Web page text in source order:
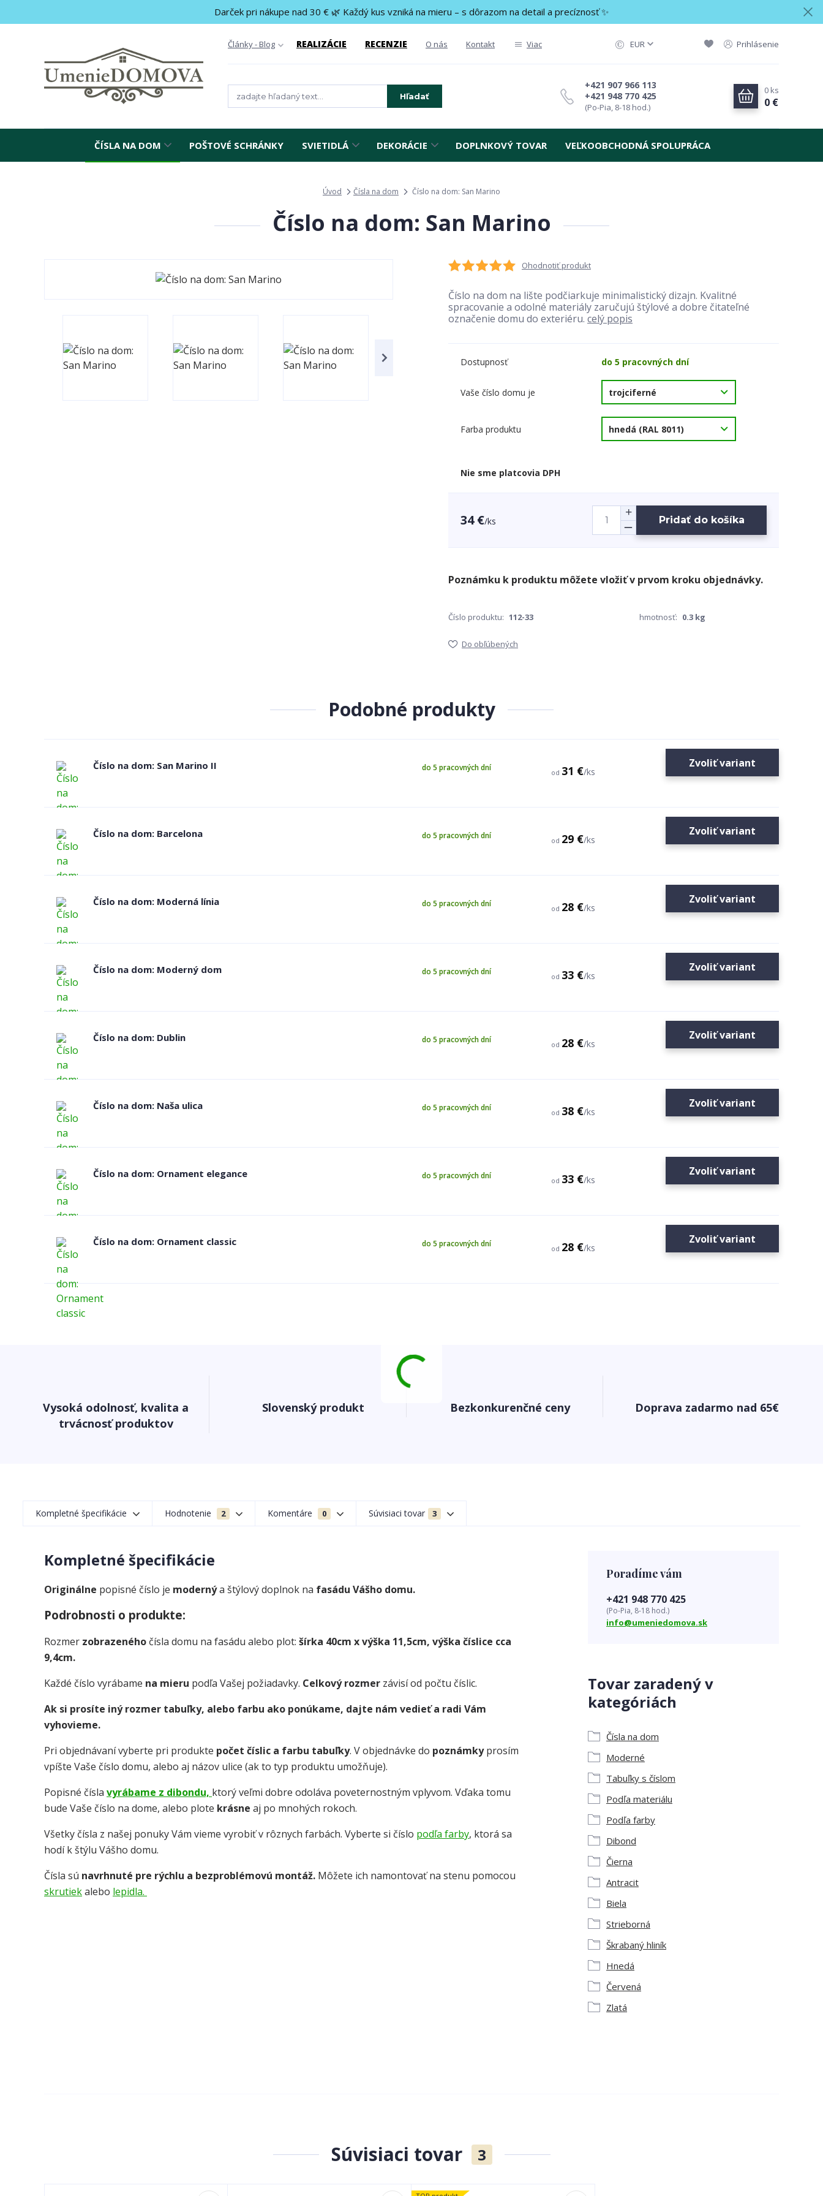
Darček pri nákupe nad 30 € 🌿 Každý kus vzniká na mieru – s dôrazom na detail a precíznosť ✨
Články - Blog REALIZÁCIE RECENZIE O nás Kontakt Viac EUR Prihlásenie
Hľadať +421 948 770 425
+421 907 966 113
(Po-Pia, 8-18 hod.)
0 ks
0 €
ČÍSLA NA DOM POŠTOVÉ SCHRÁNKY SVIETIDLÁ DEKORÁCIE DOPLNKOVÝ TOVAR VEĽKOOBCHODNÁ SPOLUPRÁCA
Úvod Čísla na dom Číslo na dom: San Marino
Číslo na dom: San Marino
Ohodnotiť produkt
Číslo na dom na lište podčiarkuje minimalistický dizajn. Kvalitné
spracovanie a odolné materiály zaručujú štýlové a dobre čitateľné
označenie domu do exteriéru. celý popis
Dostupnosť do 5 pracovných dní
Vaše číslo domu je
Farba produktu
Nie sme platcovia DPH
34 €/ks Pridať do košíka
Číslo produktu: 112-33 hmotnosť: 0.3 kg
Do obľúbených
Podobné produkty
Číslo na dom: San Marino II
od 31 €/ks
do 5 pracovných dní Zvoliť variant
Číslo na dom: Barcelona
od 29 €/ks
do 5 pracovných dní Zvoliť variant
Číslo na dom: Moderná línia
od 28 €/ks
do 5 pracovných dní Zvoliť variant
Číslo na dom: Moderný dom
od 33 €/ks
do 5 pracovných dní Zvoliť variant
Číslo na dom: Dublin
od 28 €/ks
do 5 pracovných dní Zvoliť variant
Číslo na dom: Naša ulica
od 38 €/ks
do 5 pracovných dní Zvoliť variant
Číslo na dom: Ornament elegance
od 33 €/ks
do 5 pracovných dní Zvoliť variant
Číslo na dom: Ornament classic
od 28 €/ks
do 5 pracovných dní Zvoliť variant
Vysoká odolnosť, kvalita a
trvácnosť produktov
Slovenský produkt Bezkonkurenčné ceny Doprava zadarmo nad 65€
Kompletné špecifikácie Hodnotenie 2 Komentáre 0 Súvisiaci tovar 3
Kompletné špecifikácie
Originálne popisné číslo je modernýa štýlový doplnok na fasádu Vášho domu.
Podrobnosti o produkte:
Rozmer zobrazeného čísla domu na fasádu alebo plot: šírka 40cm x výška 11,5cm, výška číslice cca
9,4cm.
Každé číslo vyrábame na mieru podľa Vašej požiadavky. Celkový rozmer závisí od počtu číslic.
Ak si prosíte iný rozmer tabuľky, alebo farbu ako ponúkame, dajte nám vedieť a radi Vám
vyhovieme.
Pri objednávaní vyberte pri produkte počet číslic a farbu tabuľky. V objednávke do poznámkyprosím
vpíšte Vaše číslo domu, alebo aj názov ulice (ak to typ produktu umožňuje).
Popisné čísla vyrábame z dibondu, ktorý veľmi dobre odoláva poveternostným vplyvom. Vďaka tomu
bude Vaše číslo na dome, alebo plote krásne aj po mnohých rokoch.
Všetky čísla z našej ponuky Vám vieme vyrobiť v rôznych farbách. Vyberte si číslo podľa farby, ktorá sa
hodí k štýlu Vášho domu.
Čísla sú navrhnuté pre rýchlu a bezproblémovú montáž. Môžete ich namontovať na stenu pomocou
skrutiekalebo lepidla.
Tovar zaradený v
kategóriách
Čísla na dom
Moderné
Tabuľky s číslom
Podľa materiálu
Podľa farby
Dibond
Čierna
Antracit
Biela
Strieborná
Škrabaný hliník
Hnedá
Červená
Zlatá
Poradíme vám
+421 948 770 425
(Po-Pia, 8-18 hod.)
info@umeniedomova.sk
Súvisiaci tovar 3